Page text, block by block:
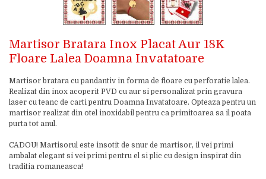
Martisor Bratara Inox Placat Aur 18K
Floare Lalea Doamna Invatatoare
Martisor bratara cu pandantiv in forma de floare cu perforatie lalea.
Realizat din inox acoperit PVD cu aur si personalizat prin gravura
laser cu teanc de carti pentru Doamna Invatatoare. Opteaza pentru un
martisor realizat din otel inoxidabil pentru ca primitoarea sa il poata
purta tot anul.
CADOU! Martisorul este insotit de snur de martisor, il vei primi
ambalat elegant si vei primi pentru el si plic cu design inspirat din
traditia romaneasca!